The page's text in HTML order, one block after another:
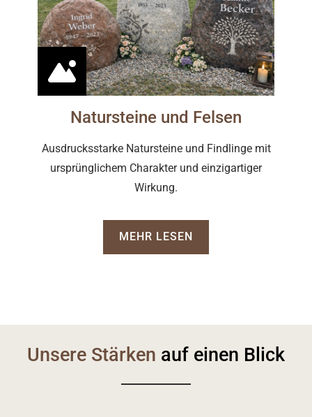
Natursteine und Felsen
Ausdrucksstarke Natursteine und Findlinge mit
ursprünglichem Charakter und einzigartiger
Wirkung.
MEHR LESEN
Unsere Stärken auf einen Blick